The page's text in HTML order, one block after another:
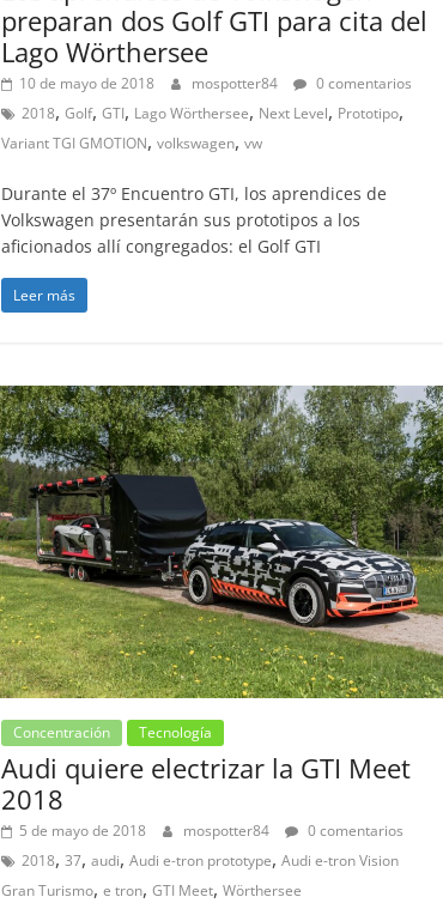
preparan dos Golf GTI para cita del
Lago Wörthersee
10 de mayo de 2018 mospotter84
0 comentarios
2018,Golf,GTI, Lago Wörthersee, Next Level, Prototipo,
Variant TGI GMOTION,volkswagen,vw
Durante el 37º Encuentro GTI, los aprendices de
Volkswagen presentarán sus prototipos a los
aficionados allí congregados: el Golf GTI
Leer más
Concentración Tecnología
Audi quiere electrizar la GTI Meet
2018
5 de mayo de 2018 mospotter84
0 comentarios
2018,37,audi,Audi e-tron prototype,Audi e-tron Vision
Gran Turismo,e tron,GTI Meet,Wörthersee